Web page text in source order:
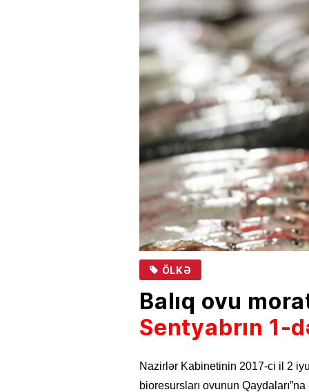
ÖLKƏ
Balıq ovu
Sentyabrın 1-
Nazirlər Kabinetinin 2017-ci il 2
bioresursları ovunun